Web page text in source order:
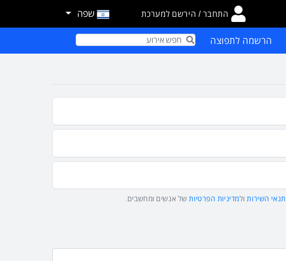
התחבר / הירשם למערכת שפה
הרשמה לתפוצה Term
תנאי השירותולמדיניות הפרטיותשל אנשים ומחשבים.